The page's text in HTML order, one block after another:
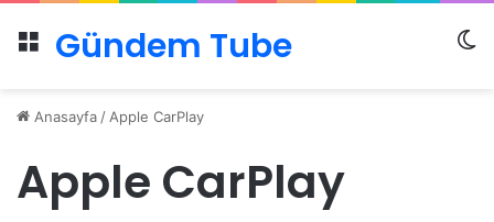
MenüGündem Tube
Anasayfa / Apple CarPlay
Apple CarPlay